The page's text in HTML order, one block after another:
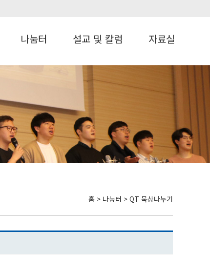
나눔터 설교 및 칼럼 자료실
홈 > 나눔터 > QT 묵상나누기